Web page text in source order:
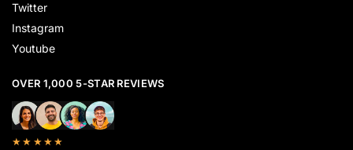
Twitter
Instagram
Youtube
OVER 1,000 5-STAR REVIEWS
★★★★★